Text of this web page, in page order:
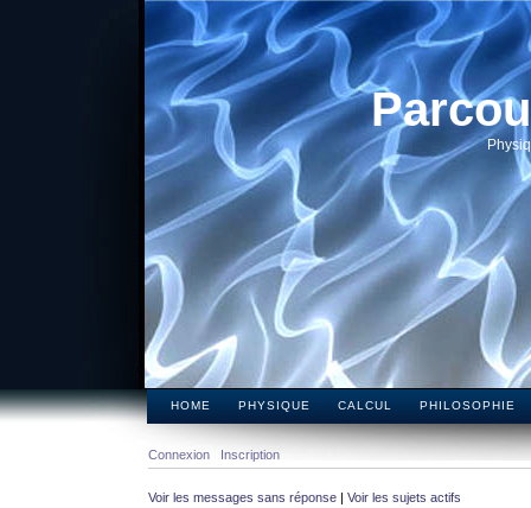
HOME PHYSIQUE CALCUL PHILOSOPHIE
Connexion Inscription
Voir les messages sans réponse | Voir les sujets actifs